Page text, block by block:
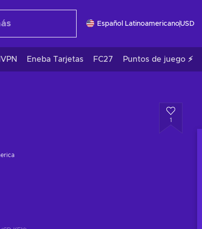
Español LatinoamericanoUSD
Eneba Tarjetas FC27 Puntos de juego ⚡
1